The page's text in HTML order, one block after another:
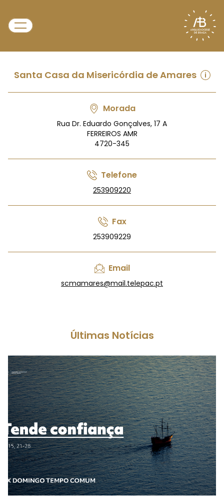
Santa Casa da Misericórdia de Amares
Morada
Rua Dr. Eduardo Gonçalves, 17 A
FERREIROS AMR
4720-345
Telefone
253909220
Fax
253909229
Email
scmamares@mail.telepac.pt
Últimas Notícias